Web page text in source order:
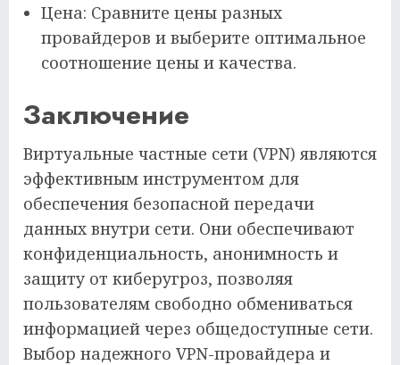
Цена: Сравните цены разных
провайдеров и выберите оптимальное
соотношение цены и качества.
Заключение
Виртуальные частные сети (VPN) являются
эффективным инструментом для
обеспечения безопасной передачи
данных внутри сети. Они обеспечивают
конфиденциальность, анонимность и
защиту от киберугроз, позволяя
пользователям свободно обмениваться
информацией через общедоступные сети.
Выбор надежного VPN-провайдера и